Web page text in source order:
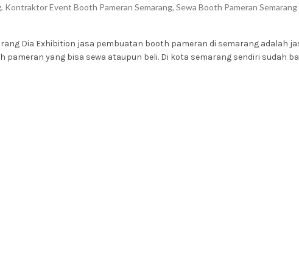
, Kontraktor Event Booth Pameran Semarang, Sewa Booth Pameran Semarang
Dia Exhibition jasa pembuatan booth pameran di semarang adalah
yang bisa sewa ataupun beli. Di kota semarang sendiri sudah